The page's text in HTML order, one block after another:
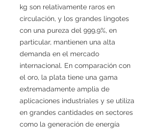
kg son relativamente raros en
circulación, y los grandes lingotes
con una pureza del 999,9%, en
particular, mantienen una alta
demanda en el mercado
internacional. En comparación con
el oro, la plata tiene una gama
extremadamente amplia de
aplicaciones industriales y se utiliza
en grandes cantidades en sectores
como la generación de energía